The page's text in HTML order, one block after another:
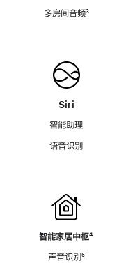
多房间音频脚
³
Siri
智能助理
语音识别
智能家居中枢脚
⁴
声音识别脚
⁵